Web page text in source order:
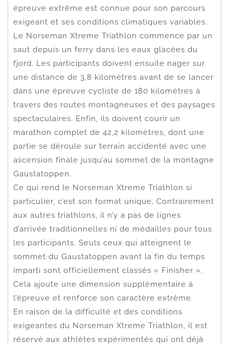
épreuve extrême est connue pour son parcours
exigeant et ses conditions climatiques variables.
Le Norseman Xtreme Triathlon commence par un
saut depuis un ferry dans les eaux glacées du
fjord. Les participants doivent ensuite nager sur
une distance de 3,8 kilomètres avant de se lancer
dans une épreuve cycliste de 180 kilomètres à
travers des routes montagneuses et des paysages
spectaculaires. Enfin, ils doivent courir un
marathon complet de 42,2 kilomètres, dont une
partie se déroule sur terrain accidenté avec une
ascension finale jusqu’au sommet de la montagne
Gaustatoppen.
Ce qui rend le Norseman Xtreme Triathlon si
particulier, c’est son format unique. Contrairement
aux autres triathlons, il n’y a pas de lignes
d’arrivée traditionnelles ni de médailles pour tous
les participants. Seuls ceux qui atteignent le
sommet du Gaustatoppen avant la fin du temps
imparti sont officiellement classés « Finisher ».
Cela ajoute une dimension supplémentaire à
l’épreuve et renforce son caractère extrême.
En raison de la difficulté et des conditions
exigeantes du Norseman Xtreme Triathlon, il est
réservé aux athlètes expérimentés qui ont déjà